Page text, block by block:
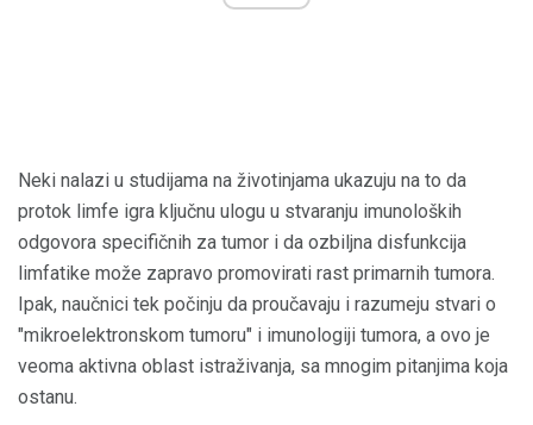
Neki nalazi u studijama na životinjama ukazuju na to da
protok limfe igra ključnu ulogu u stvaranju imunoloških
odgovora specifičnih za tumor i da ozbiljna disfunkcija
limfatike može zapravo promovirati rast primarnih tumora.
Ipak, naučnici tek počinju da proučavaju i razumeju stvari o
"mikroelektronskom tumoru" i imunologiji tumora, a ovo je
veoma aktivna oblast istraživanja, sa mnogim pitanjima koja
ostanu.